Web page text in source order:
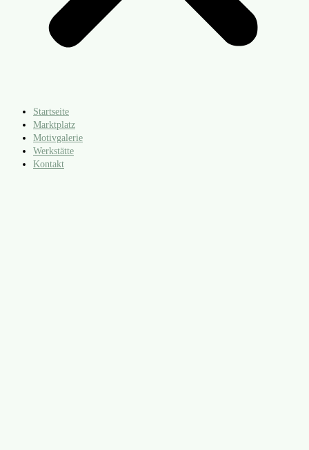
Startseite
Marktplatz
Motivgalerie
Werkstätte
Kontakt